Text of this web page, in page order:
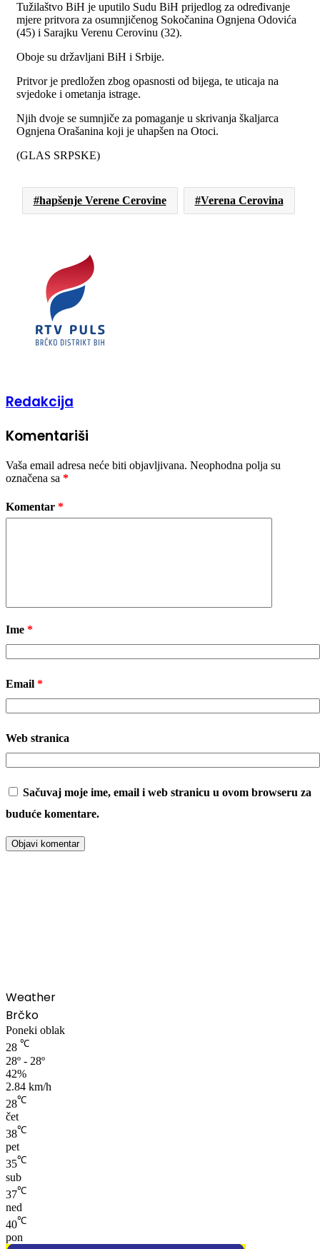
Tužilaštvo BiH je uputilo Sudu BiH prijedlog za određivanje
mjere pritvora za osumnjičenog Sokočanina Ognjena Odovića
(45) i Sarajku Verenu Cerovinu (32).
Oboje su državljani BiH i Srbije.
Pritvor je predložen zbog opasnosti od bijega, te uticaja na
svjedoke i ometanja istrage.
Njih dvoje se sumnjiče za pomaganje u skrivanja škaljarca
Ognjena Orašanina koji je uhapšen na Otoci.
(GLAS SRPSKE)
hapšenje Verene Cerovine Verena Cerovina
Redakcija
Komentariši
Vaša email adresa neće biti objavljivana. Neophodna polja su
označena sa *
Komentar *
Ime *
Email *
Web stranica
Sačuvaj moje ime, email i web stranicu u ovom browseru za
buduće komentare.
Weather
Brčko
Poneki oblak
28 ℃
28º - 28º
42%
2.84 km/h
28℃
čet
38℃
pet
35℃
sub
37℃
ned
40℃
pon